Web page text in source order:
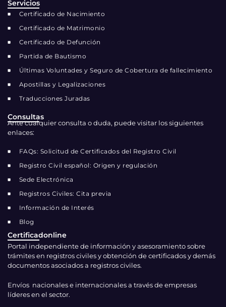
Certificadonline
Portal independiente de información y asesoramiento sobre
trámites en registros civiles y obtención de certificados y demás
documentos asociados a registros civiles.
Envíos nacionales e internacionales a través de empresas
líderes en el sector.
Consultas
Ante cualquier consulta o duda, puede visitar los siguientes
enlaces:
FAQs: Solicitud de Certificados del Registro Civil
Registro Civil español: Origen y regulación
Sede Electrónica
Registros Civiles: Cita previa
Información de Interés
Blog
Servicios
Certificado de Nacimiento
Certificado de Matrimonio
Certificado de Defunción
Partida de Bautismo
Últimas Voluntades y Seguro de Cobertura de fallecimiento
Apostillas y Legalizaciones
Traducciones Juradas